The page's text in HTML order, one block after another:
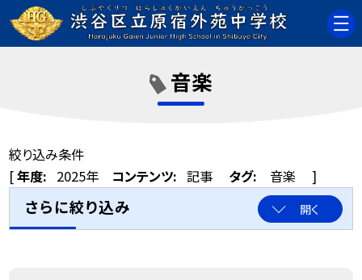
音楽
絞り込み条件
[年度: 2025年 コンテンツ: 記事 タグ: 音楽 ]
さらに絞り込み 開く